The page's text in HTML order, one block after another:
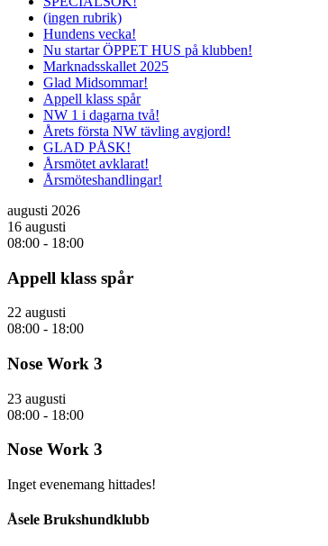
(ingen rubrik)
Hundens vecka!
Nu startar ÖPPET HUS på klubben!
Marknadsskallet 2025
Glad Midsommar!
Appell klass spår
NW 1 i dagarna två!
Årets första NW tävling avgjord!
GLAD PÅSK!
Årsmötet avklarat!
Årsmöteshandlingar!
augusti 2026
16 augusti
08:00 - 18:00
Appell klass spår
22 augusti
08:00 - 18:00
Nose Work 3
23 augusti
08:00 - 18:00
Nose Work 3
Inget evenemang hittades!
Åsele Brukshundklubb